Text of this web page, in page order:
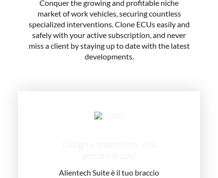
Conquer the growing and profitable niche
market of work vehicles, securing countless
specialized interventions. Clone ECUs easily and
safely with your active subscription, and never
miss a client by staying up to date with the latest
developments.
Alientech Suite è il tuo braccio